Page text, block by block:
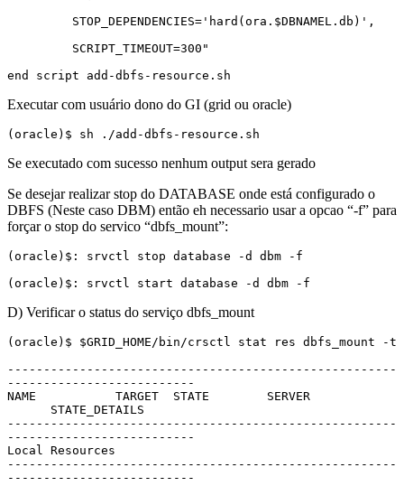
STOP_DEPENDENCIES='hard(ora.$DBNAMEL.db)',
SCRIPT_TIMEOUT=300"
end script add-dbfs-resource.sh
Executar com usuário dono do GI (grid ou oracle)
(oracle)$ sh ./add-dbfs-resource.sh
Se executado com sucesso nenhum output sera gerado
Se desejar realizar stop do DATABASE onde está configurado o
DBFS (Neste caso DBM) então eh necessario usar a opcao “-f” para
forçar o stop do servico “dbfs_mount”:
(oracle)$: srvctl stop database -d dbm -f
(oracle)$: srvctl start database -d dbm -f
D) Verificar o status do serviço dbfs_mount
(oracle)$ $GRID_HOME/bin/crsctl stat res dbfs_mount -t
------------------------------------------------------
--------------------------
NAME           TARGET  STATE        SERVER
STATE_DETAILS
------------------------------------------------------
--------------------------
Local Resources
------------------------------------------------------
--------------------------